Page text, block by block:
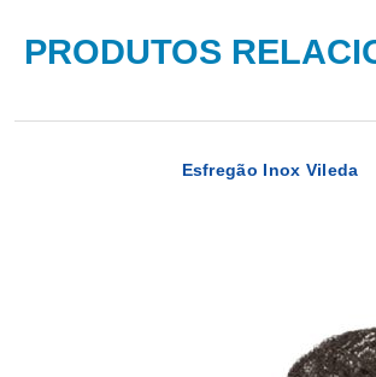
PRODUTOS
Esfregão Inox Vileda